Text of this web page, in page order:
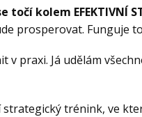
kolem EFEKTIVNÍ
prosperovat. Funguje
praxi. Já udělám
trénink, ve